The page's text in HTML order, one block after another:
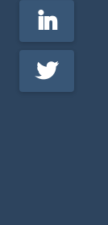
LinkedIn
Twitter